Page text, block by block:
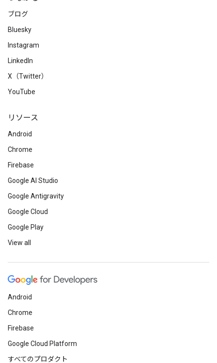
ブログ
Bluesky
Instagram
LinkedIn
X（Twitter）
YouTube
リソース
Android
Chrome
Firebase
Google AI Studio
Google Antigravity
Google Cloud
Google Play
View all
Android
Chrome
Firebase
Google Cloud Platform
すべてのプロダクト